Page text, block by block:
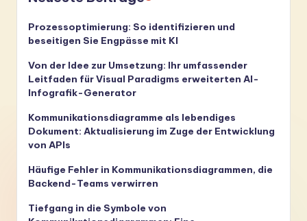
Prozessoptimierung: So identifizieren und
beseitigen Sie Engpässe mit KI
Von der Idee zur Umsetzung: Ihr umfassender
Leitfaden für Visual Paradigms erweiterten AI-
Infografik-Generator
Kommunikationsdiagramme als lebendiges
Dokument: Aktualisierung im Zuge der Entwicklung
von APIs
Häufige Fehler in Kommunikationsdiagrammen, die
Backend-Teams verwirren
Tiefgang in die Symbole von